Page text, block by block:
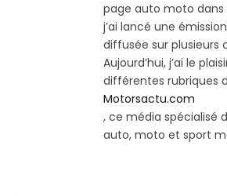
page auto moto dans
j’ai lancé une
diffusée sur plusieurs
Aujourd’hui, j’ai le
différentes rubriques
Motorsactu.com
, ce média spécialisé
auto, moto et sport